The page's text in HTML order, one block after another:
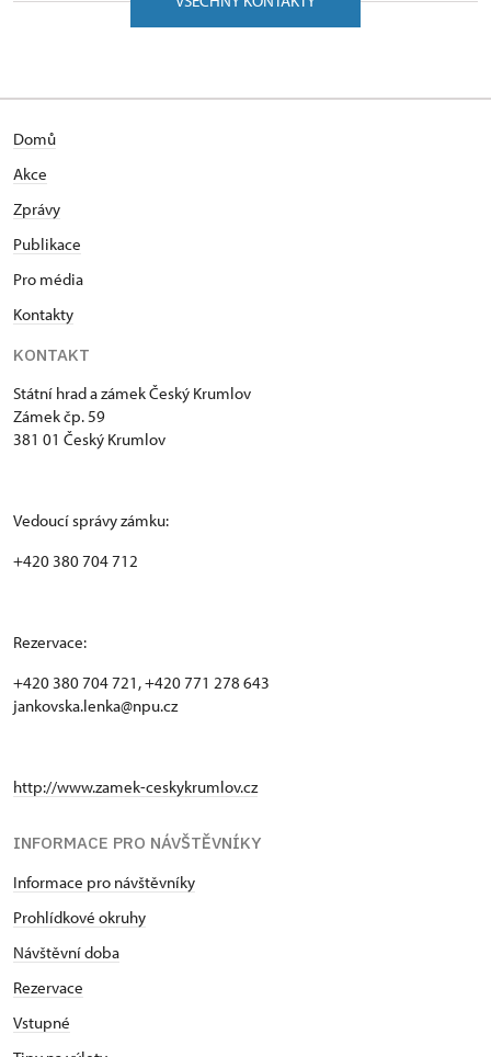
Domů
Akce
Zprávy
Publikace
Pro média
Kontakty
KONTAKT
Státní hrad a zámek Český Krumlov
Zámek čp. 59
381 01 Český Krumlov
Vedoucí správy zámku:
+420 380 704 712
Rezervace:
+420 380 704 721, +420 771 278 643
jankovska.lenka@npu.cz
http://www.zamek-ceskykrumlov.cz
INFORMACE PRO NÁVŠTĚVNÍKY
Informace pro návštěvníky
Prohlídkové okruhy
Návštěvní doba
Rezervace
Vstupné